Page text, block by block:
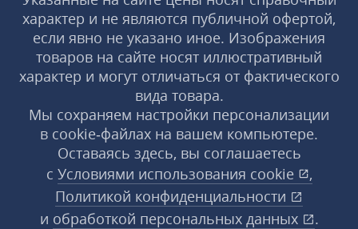
характер и не являются публичной офертой,
если явно не указано иное. Изображения
товаров на сайте носят иллюстративный
характер и могут отличаться от фактического
вида товара.
Мы сохраняем настройки персонализации
в cookie‑файлах на вашем компьютере.
Оставаясь здесь, вы соглашаетесь
с Условиями использования cookie
,
Политикой конфиденциальности
и обработкой персональных данных
.